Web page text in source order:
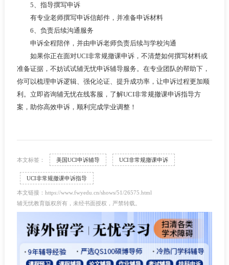
5、指导撰写申诉
有专业老师撰写申诉信邮件，并准备申诉材料
6、负责后续沟通服务
申诉全程陪伴，并由申诉老师负责后续与学校沟通
如果你正在面对UCI非常规撤课申诉，不清楚如何撰写材料或
准备证据，不妨试试辅无忧申诉辅导服务。在专业团队的帮助下，
你可以梳理申诉逻辑、强化论证、提升成功率，让申诉过程更加顺
利。立即咨询辅无忧在线客服，了解UCI非常规撤课申诉指导方
案，助你高效申诉，顺利完成学业调整！
本文标签： 美国UCI申诉辅导 UCI非常规撤课申诉
UCI非常规撤课申诉指导
本文链接：https://www.fwyedu.cn/shows/51/26575.html
辅无忧教育版权所有，未经书面授权，严禁转载。